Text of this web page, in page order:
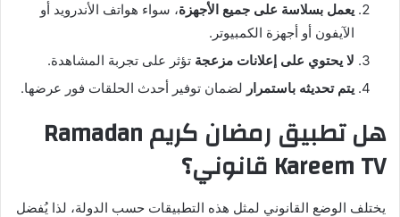
يعمل بسلاسة على جميع الأجهزة، سواء هواتف الأندرويد أو
الآيفون أو أجهزة الكمبيوتر.
لا يحتوي على إعلانات مزعجة تؤثر على تجربة المشاهدة.
يتم تحديثه باستمرار لضمان توفير أحدث الحلقات فور عرضها.
هل تطبيق رمضان كريم Ramadan
Kareem TV قانوني؟
يختلف الوضع القانوني لمثل هذه التطبيقات حسب الدولة، لذا يُفضل